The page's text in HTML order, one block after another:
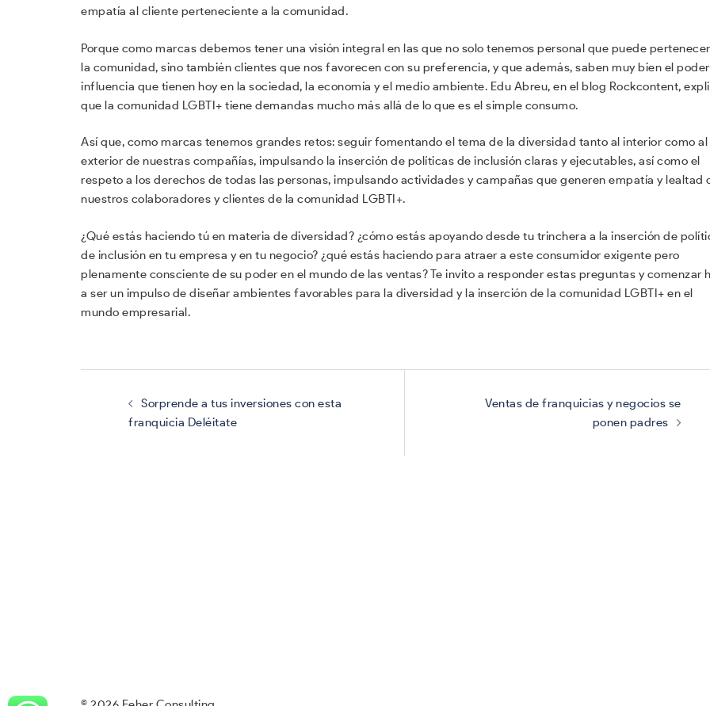
empatía al cliente perteneciente a la comunidad.
Porque como marcas debemos tener una visión integral en las que no solo tenemos personal que puede
la comunidad, sino también clientes que nos favorecen con su preferencia, y que además, saben muy bien el
influencia que tienen hoy en la sociedad, la economía y el medio ambiente. Edu Abreu, en el blog Rockcontent,
que la comunidad LGBTI+ tiene demandas mucho más allá de lo que es el simple consumo.
Así que, como marcas tenemos grandes retos: seguir fomentando el tema de la diversidad tanto al interior como al
exterior de nuestras compañías, impulsando la inserción de políticas de inclusión claras y ejecutables, así como el
respeto a los derechos de todas las personas, impulsando actividades y campañas que generen empatía y lealtad
nuestros colaboradores y clientes de la comunidad LGBTI+.
¿Qué estás haciendo tú en materia de diversidad? ¿cómo estás apoyando desde tu trinchera a la inserción de
de inclusión en tu empresa y en tu negocio? ¿qué estás haciendo para atraer a este consumidor exigente pero
plenamente consciente de su poder en el mundo de las ventas? Te invito a responder estas preguntas y comenzar
a ser un impulso de diseñar ambientes favorables para la diversidad y la inserción de la comunidad LGBTI+ en el
mundo empresarial.
Navegación
entradasSorprende a tus inversiones con esta
franquicia Deléitate
Ventas de franquicias y negocios se
ponen padres